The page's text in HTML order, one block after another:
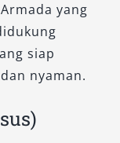
yang
antar-
sistem
dan tanpa
yang
siap
nyaman.